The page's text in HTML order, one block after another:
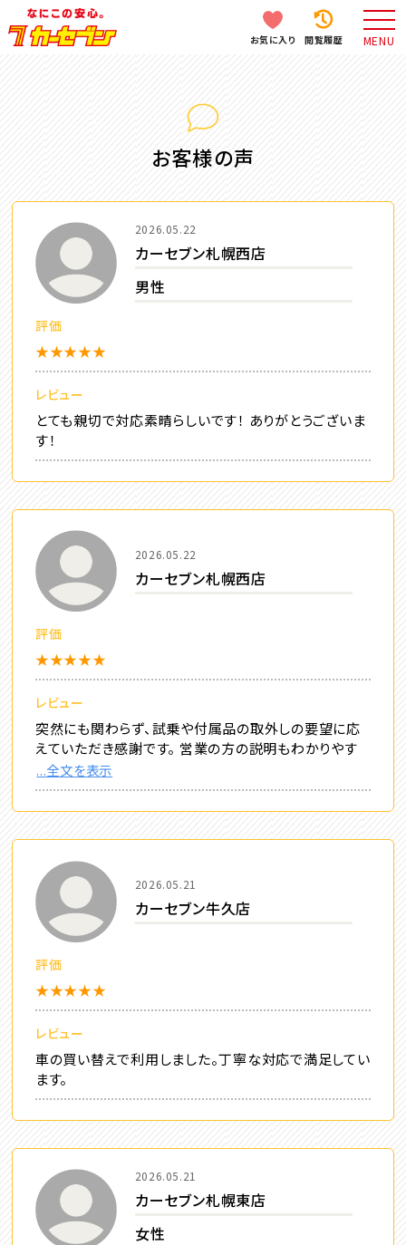
お気に入り 閲覧履歴 MENU
お客様の声
2026.05.22
カーセブン札幌西店
男性
評価
★★★★★
レビュー
とても親切で対応素晴らしいです！ ありがとうございま
す！
2026.05.22
カーセブン札幌西店
評価
★★★★★
レビュー
突然にも関わらず、試乗や付属品の取外しの要望に応
えていただき感謝です。 営業の方の説明もわかりやす
...全文を表示
2026.05.21
カーセブン牛久店
評価
★★★★★
レビュー
車の買い替えで利用しました。丁寧な対応で満足してい
ます。
2026.05.21
カーセブン札幌東店
女性